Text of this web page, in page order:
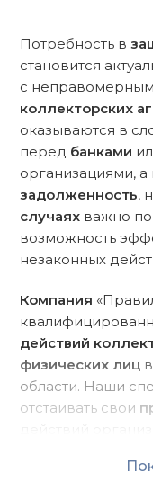
Потребность в
становится
с
коллекторских
оказываются в
перед банками
организациями, а
задолженность,
случаях важно
возможность
незаконных
Компания
действий
физических лиц
области. Наши
отстаивать свои
представят